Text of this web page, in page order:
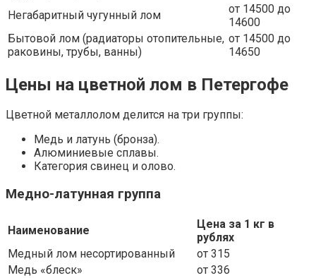
Негабаритный чугунный лом
от 14500 до
14600
Бытовой лом (радиаторы отопительные,
раковины, трубы, ванны)
от 14500 до
14650
Цены на цветной лом в Петергофе
Цветной металлолом делится на три группы:
Медь и латунь (бронза).
Алюминиевые сплавы.
Категория свинец и олово.
Медно-латунная группа
Наименование
Цена за 1 кг в
рублях
Медный лом несортированный
от 315
Медь «блеск»
от 336